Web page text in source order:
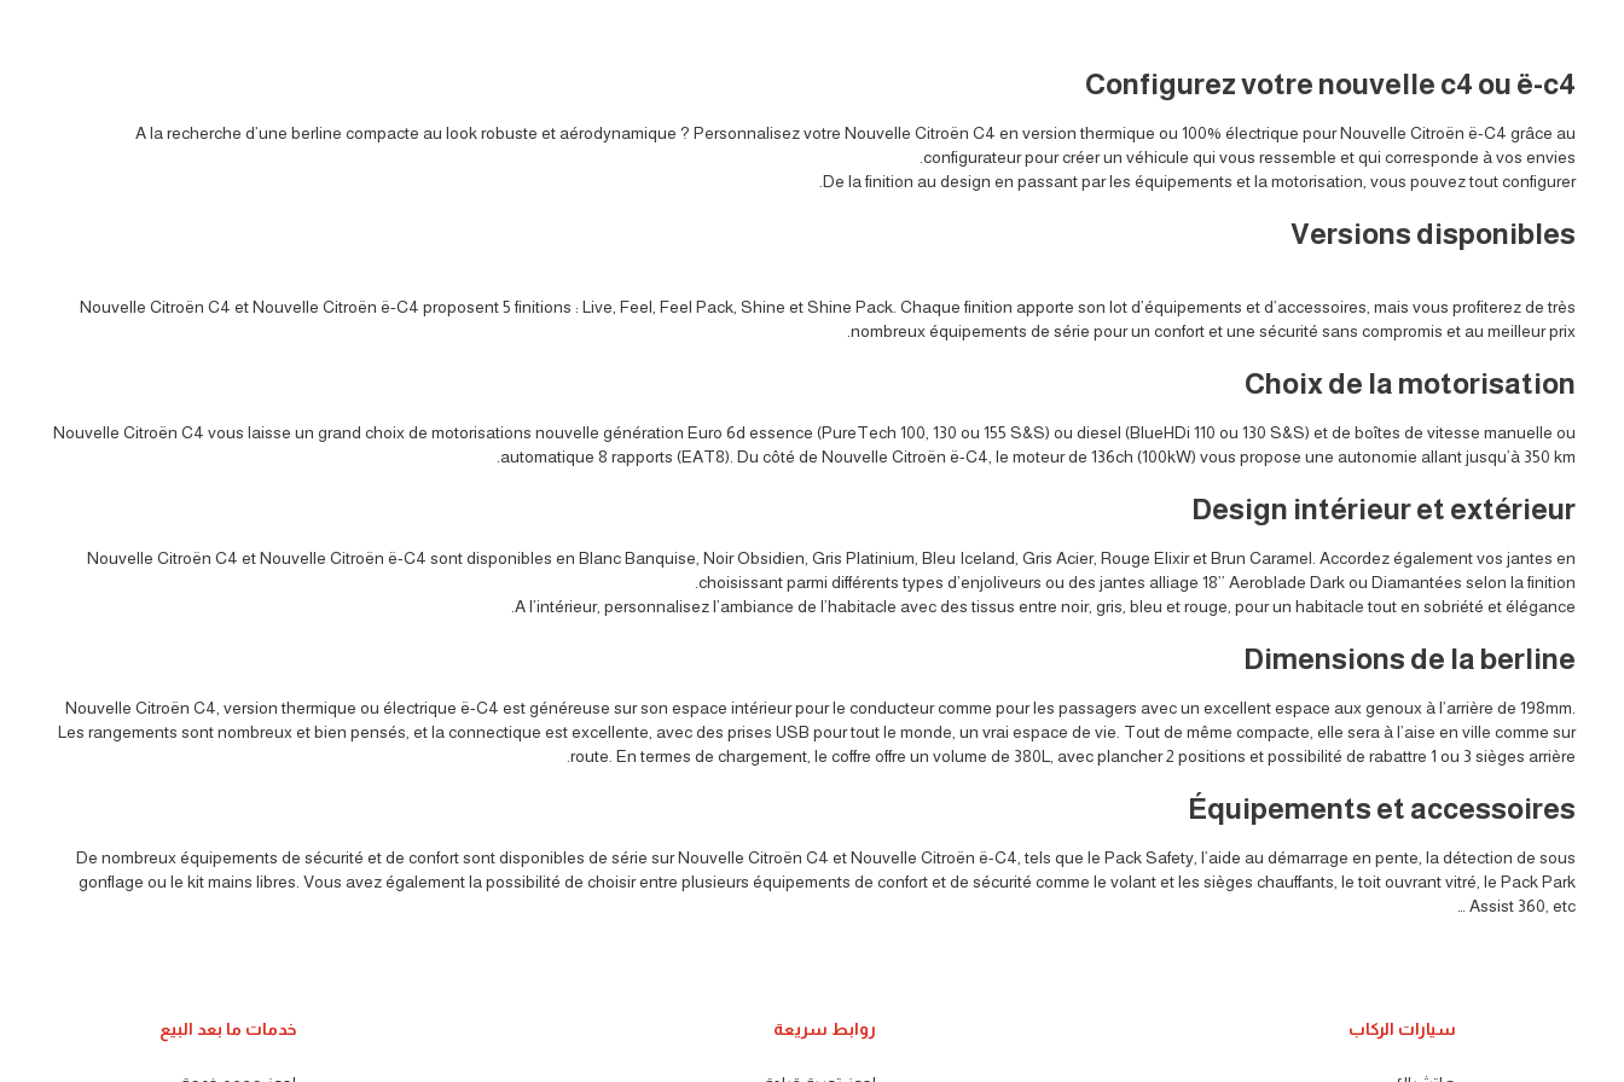
Configurez votre nouvelle c4 ou ë-c4
A la recherche d’une berline compacte au look robuste et aérodynamique ? Personnalisez votre Nouvelle Citroën C4 en version thermique ou 100% électrique pour Nouvelle Citroën ë-C4 grâce au
configurateur pour créer un véhicule qui vous ressemble et qui corresponde à vos envies.
De la finition au design en passant par les équipements et la motorisation, vous pouvez tout configurer.
Versions disponibles
Nouvelle Citroën C4 et Nouvelle Citroën ë-C4 proposent 5 finitions : Live, Feel, Feel Pack, Shine et Shine Pack. Chaque finition apporte son lot d’équipements et d’accessoires, mais vous profiterez de très
nombreux équipements de série pour un confort et une sécurité sans compromis et au meilleur prix.
Choix de la motorisation
Nouvelle Citroën C4 vous laisse un grand choix de motorisations nouvelle génération Euro 6d essence (PureTech 100, 130 ou 155 S&S) ou diesel (BlueHDi 110 ou 130 S&S) et de boîtes de vitesse manuelle ou
automatique 8 rapports (EAT8). Du côté de Nouvelle Citroën ë-C4, le moteur de 136ch (100kW) vous propose une autonomie allant jusqu’à 350 km.
Design intérieur et extérieur
Nouvelle Citroën C4 et Nouvelle Citroën ë-C4 sont disponibles en Blanc Banquise, Noir Obsidien, Gris Platinium, Bleu Iceland, Gris Acier, Rouge Elixir et Brun Caramel. Accordez également vos jantes en
choisissant parmi différents types d’enjoliveurs ou des jantes alliage 18’’ Aeroblade Dark ou Diamantées selon la finition.
A l’intérieur, personnalisez l’ambiance de l’habitacle avec des tissus entre noir, gris, bleu et rouge, pour un habitacle tout en sobriété et élégance.
Dimensions de la berline
Nouvelle Citroën C4, version thermique ou électrique ë-C4 est généreuse sur son espace intérieur pour le conducteur comme pour les passagers avec un excellent espace aux genoux à l’arrière de 198mm.
Les rangements sont nombreux et bien pensés, et la connectique est excellente, avec des prises USB pour tout le monde, un vrai espace de vie. Tout de même compacte, elle sera à l’aise en ville comme sur
route. En termes de chargement, le coffre offre un volume de 380L, avec plancher 2 positions et possibilité de rabattre 1 ou 3 sièges arrière.
Équipements et accessoires
De nombreux équipements de sécurité et de confort sont disponibles de série sur Nouvelle Citroën C4 et Nouvelle Citroën ë-C4, tels que le Pack Safety, l’aide au démarrage en pente, la détection de sous
gonflage ou le kit mains libres. Vous avez également la possibilité de choisir entre plusieurs équipements de confort et de sécurité comme le volant et les sièges chauffants, le toit ouvrant vitré, le Pack Park
Assist 360, etc …
سيارات الركاب روابط سريعة خدمات ما بعد البيع